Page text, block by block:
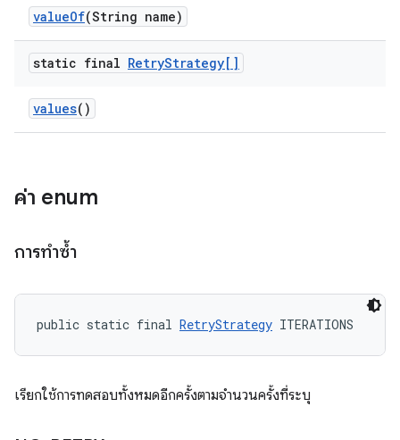
valueOf(String name)
static final RetryStrategy[]
values()
ค่า enum
การทำซ้ำ
public static final RetryStrategy ITERATIONS
เรียกใช้การทดสอบทั้งหมดอีกครั้งตามจำนวนครั้งที่ระบุ